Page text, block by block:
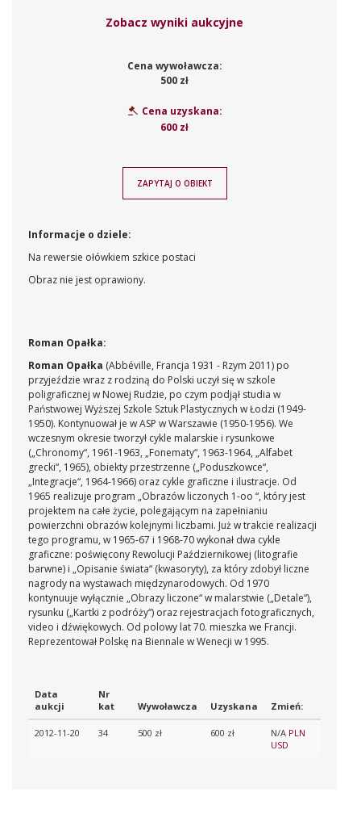
Zobacz wyniki aukcyjne
Cena wywoławcza:
500 zł
Cena uzyskana:
600 zł
ZAPYTAJ O OBIEKT
Informacje o dziele:
Na rewersie ołówkiem szkice postaci
Obraz nie jest oprawiony.
Roman Opałka:
Roman Opałka (Abbéville, Francja 1931 - Rzym 2011) po
przyjeździe wraz z rodziną do Polski uczył się w szkole
poligraficznej w Nowej Rudzie, po czym podjął studia w
Państwowej Wyższej Szkole Sztuk Plastycznych w Łodzi (1949-
1950). Kontynuował je w ASP w Warszawie (1950-1956). We
wczesnym okresie tworzył cykle malarskie i rysunkowe
(„Chronomy“, 1961-1963, „Fonematy“, 1963-1964, „Alfabet
grecki“, 1965), obiekty przestrzenne („Poduszkowce“,
„Integracje“, 1964-1966) oraz cykle graficzne i ilustracje. Od
1965 realizuje program „Obrazów liczonych 1-oo “, który jest
projektem na całe życie, polegającym na zapełnianiu
powierzchni obrazów kolejnymi liczbami. Już w trakcie realizacji
tego programu, w 1965-67 i 1968-70 wykonał dwa cykle
graficzne: poświęcony Rewolucji Październikowej (litografie
barwne) i „Opisanie świata“ (kwasoryty), za który zdobył liczne
nagrody na wystawach międzynarodowych. Od 1970
kontynuuje wyłącznie „Obrazy liczone“ w malarstwie („Detale“),
rysunku („Kartki z podróży“) oraz rejestracjach fotograficznych,
video i dźwiękowych. Od polowy lat 70. mieszka we Francji.
Reprezentował Polskę na Biennale w Wenecji w 1995.
Data
aukcji
Nr
kat
Wywoławcza Uzyskana Zmień:
2012-11-20 34 500 zł 600 zł N/A PLN
USD